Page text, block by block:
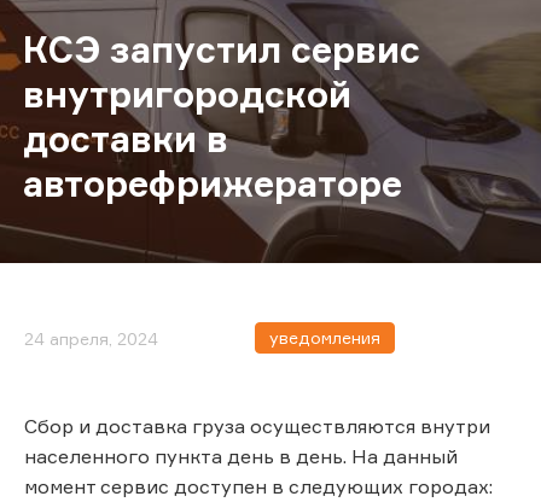
КСЭ запустил сервис
внутригородской
доставки в
авторефрижераторе
24 апреля, 2024 уведомления
Сбор и доставка груза осуществляются внутри
населенного пункта день в день. На данный
момент сервис доступен в следующих городах: